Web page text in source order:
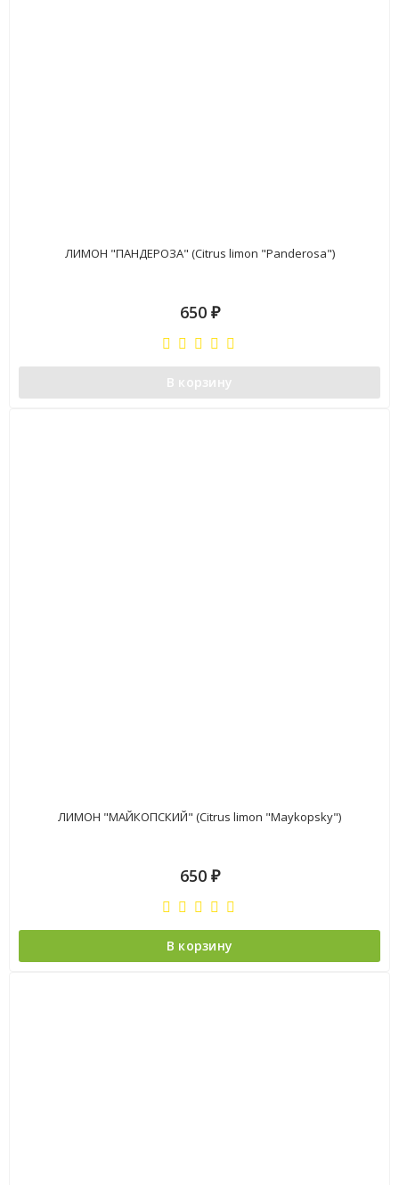
ЛИМОН "ПАНДЕРОЗА" (Citrus limon "Panderosa")
650 ₽
В корзину
ЛИМОН "МАЙКОПСКИЙ" (Citrus limon "Maykopsky")
650 ₽
В корзину